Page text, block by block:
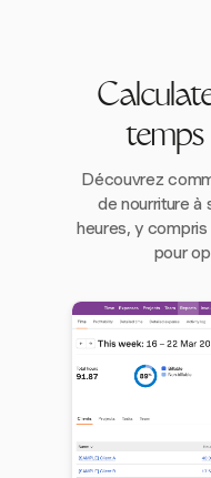
temps
Découvrez
de nourriture à
heures, y
pour